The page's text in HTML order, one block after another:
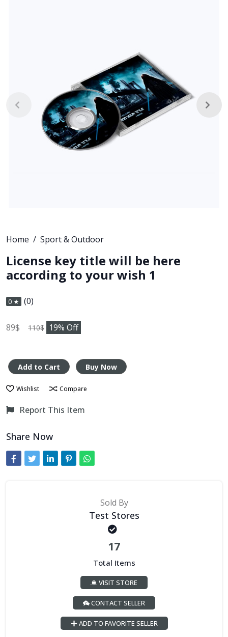
Home Sport & Outdoor
License key title will be here
according to your wish 1
0 ★ (0)
89$ 110$ 19% Off
Add to Cart Buy Now
Wishlist Compare
Report This Item
Share Now
Sold By
Test Stores
17
Total Items
VISIT STORE
CONTACT SELLER
ADD TO FAVORITE SELLER